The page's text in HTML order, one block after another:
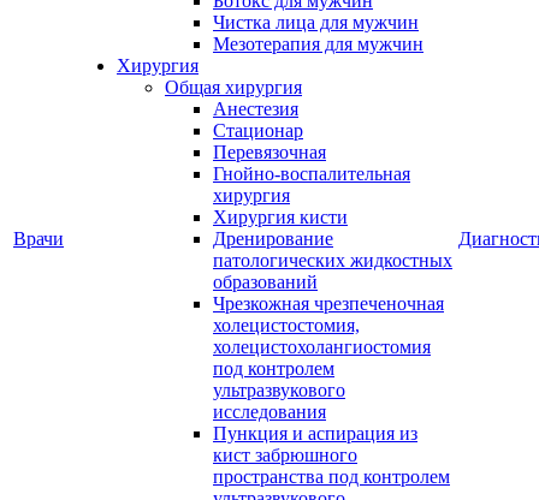
Врачи
Чистка лица для мужчин
Мезотерапия для мужчин
Хирургия
Общая хирургия
Анестезия
Стационар
Перевязочная
Гнойно-воспалительная
хирургия
Хирургия кисти
Дренирование
патологических жидкостных
образований
Чрезкожная чрезпеченочная
холецистостомия,
холецистохолангиостомия
под контролем
ультразвукового
исследования
Пункция и аспирация из
кист забрюшного
пространства под контролем